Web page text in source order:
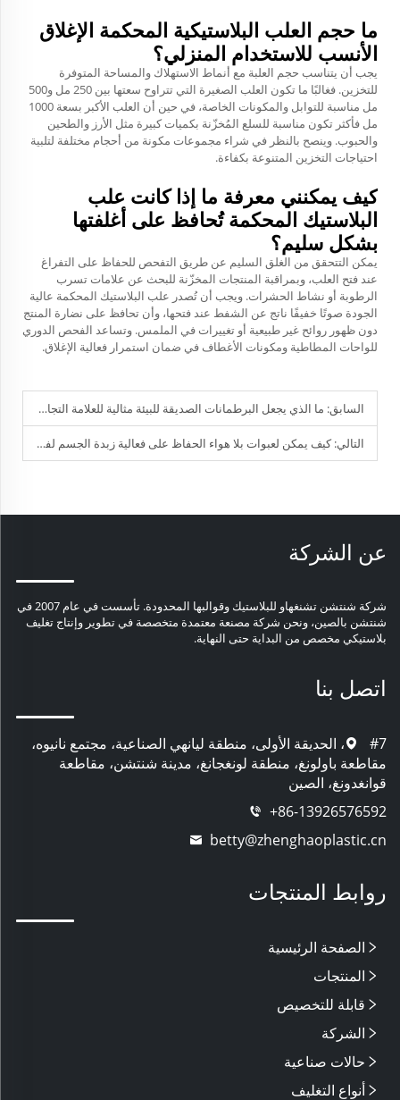
ما حجم العلب البلاستيكية المحكمة الإغلاق
الأنسب للاستخدام المنزلي؟
يجب أن يتناسب حجم العلبة مع أنماط الاستهلاك والمساحة المتوفرة
للتخزين. فغالبًا ما تكون العلب الصغيرة التي تتراوح سعتها بين 250 مل و500
مل مناسبة للتوابل والمكونات الخاصة، في حين أن العلب الأكبر بسعة 1000
مل فأكثر تكون مناسبة للسلع المُخزّنة بكميات كبيرة مثل الأرز والطحين
والحبوب. وينصح بالنظر في شراء مجموعات مكونة من أحجام مختلفة لتلبية
احتياجات التخزين المتنوعة بكفاءة.
كيف يمكنني معرفة ما إذا كانت علب
البلاستيك المحكمة تُحافظ على أغلفتها
بشكل سليم؟
يمكن التتحقق من الغلق السليم عن طريق التفحص للحفاظ على التفراغ
عند فتح العلب، وبمراقبة المنتجات المخزّنة للبحث عن علامات تسرب
الرطوبة أو نشاط الحشرات. ويجب أن تُصدر علب البلاستيك المحكمة عالية
الجودة صوتًا خفيفًا ناتج عن الشفط عند فتحها، وأن تحافظ على نضارة المنتج
دون ظهور روائح غير طبيعية أو تغييرات في الملمس. وتساعد الفحص الدوري
للواحات المطاطية ومكونات الأغطاف في ضمان استمرار فعالية الإغلاق.
السابق: ما الذي يجعل البرطمانات الصديقة للبيئة مثالية للعلامة التجارية
التالي:كيف يمكن لعبوات بلا هواء الحفاظ على فعالية زبدة الجسم لفترة أطول؟
عن الشركة
شركة شنتشن تشنغهاو للبلاستيك وقوالبها المحدودة. تأسست في عام 2007 في
شنتشن بالصين، ونحن شركة مصنعة معتمدة متخصصة في تطوير وإنتاج تغليف
بلاستيكي مخصص من البداية حتى النهاية.
اتصل بنا
#7، الحديقة الأولى، منطقة ليانهي الصناعية، مجتمع نانيوه،
مقاطعة باولونغ، منطقة لونغجانغ، مدينة شنتشن، مقاطعة
قوانغدونغ، الصين
+86-13926576592
betty@zhenghaoplastic.cn
روابط المنتجات
الصفحة الرئيسية
المنتجات
قابلة للتخصيص
الشركة
حالات صناعية
أنواع التغليف